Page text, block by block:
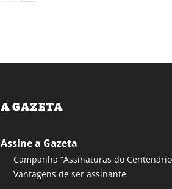
A GAZETA
Assine a Gazeta
Campanha “Assinaturas do
Vantagens de ser assinante